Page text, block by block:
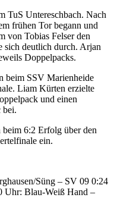
TuS Untereschbach. Nach
frühen Tor begann und
von Tobias Felser den
sich deutlich durch. Arjan
Doppelpacks.
beim SSV Marienheide
Liam Kürten erzielte
und einen
bei.
6:2 Erfolg über den
ein.
Süng – SV 09 0:24
Uhr: Blau-Weiß Hand –